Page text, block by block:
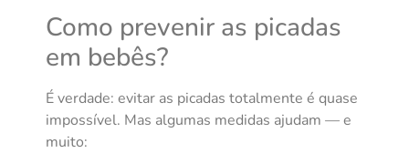
Como prevenir as picadas
em bebês?
É verdade: evitar as picadas totalmente é quase
impossível. Mas algumas medidas ajudam — e
muito: